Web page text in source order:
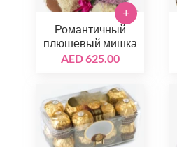
Романтичный
плюшевый мишка
AED 625.00
+